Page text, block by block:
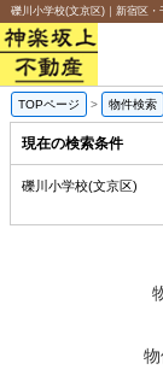
礫川小学校(文京区)｜新宿区
TOPページ > 物件検索
現在の検索条件
礫川小学校(文京区)